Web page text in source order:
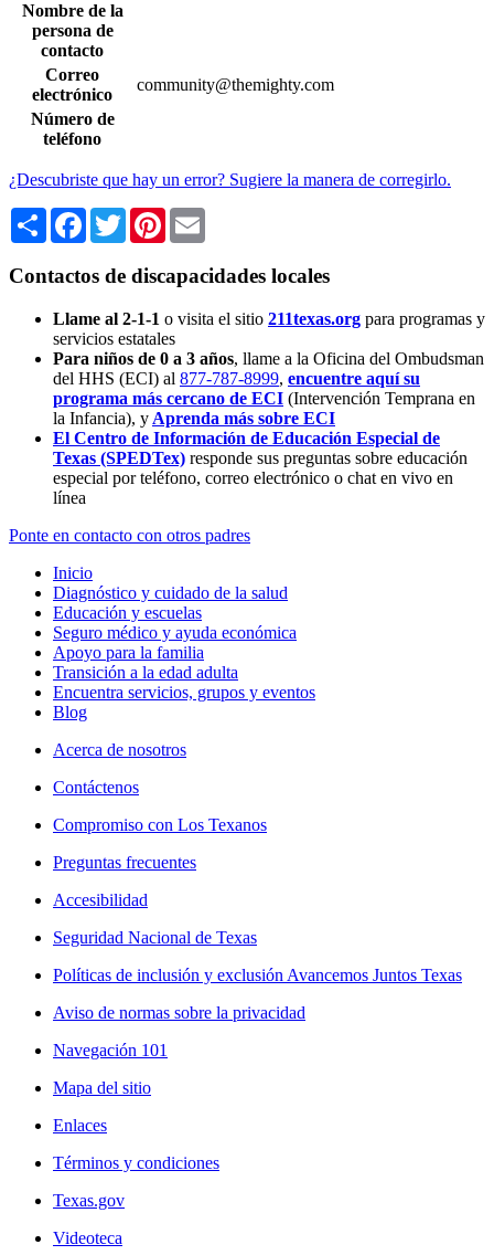
Nombre de la
persona de
contacto
Correo
electrónico
community@themighty.com
Número de
teléfono
¿Descubriste que hay un error? Sugiere la manera de corregirlo.
Share Facebook
TwitterPinterest
Contactos de discapacidades locales
Llame al 2-1-1 o visita el sitio 211texas.org para programas y
servicios estatales
Para niños de 0 a 3 años, llame a la Oficina del Ombudsman
del HHS (ECI) al 877-787-8999, encuentre aquí su
programa más cercano de ECI (Intervención Temprana en
la Infancia), y Aprenda más sobre ECI
El Centro de Información de Educación Especial de
Texas (SPEDTex) responde sus preguntas sobre educación
especial por teléfono, correo electrónico o chat en vivo en
línea
Ponte en contacto con otros padres
Inicio
Diagnóstico y cuidado de la salud
Educación y escuelas
Seguro médico y ayuda económica
Apoyo para la familia
Transición a la edad adulta
Encuentra servicios, grupos y eventos
Blog
Acerca de nosotros
Contáctenos
Compromiso con Los Texanos
Preguntas frecuentes
Accesibilidad
Seguridad Nacional de Texas
Políticas de inclusión y exclusión Avancemos Juntos Texas
Aviso de normas sobre la privacidad
Navegación 101
Mapa del sitio
Enlaces
Términos y condiciones
Texas.gov
Videoteca